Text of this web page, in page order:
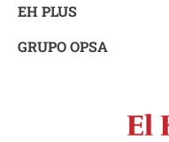
EH PLUS
GRUPO OPSA